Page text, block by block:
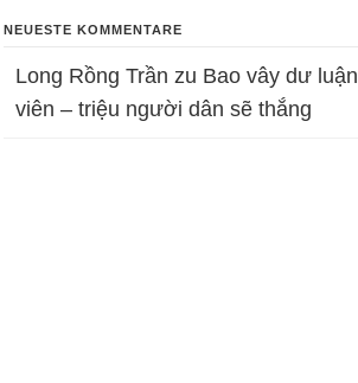
NEUESTE KOMMENTARE
Long Rồng Trần zu Bao vây dư luận
viên – triệu người dân sẽ thắng